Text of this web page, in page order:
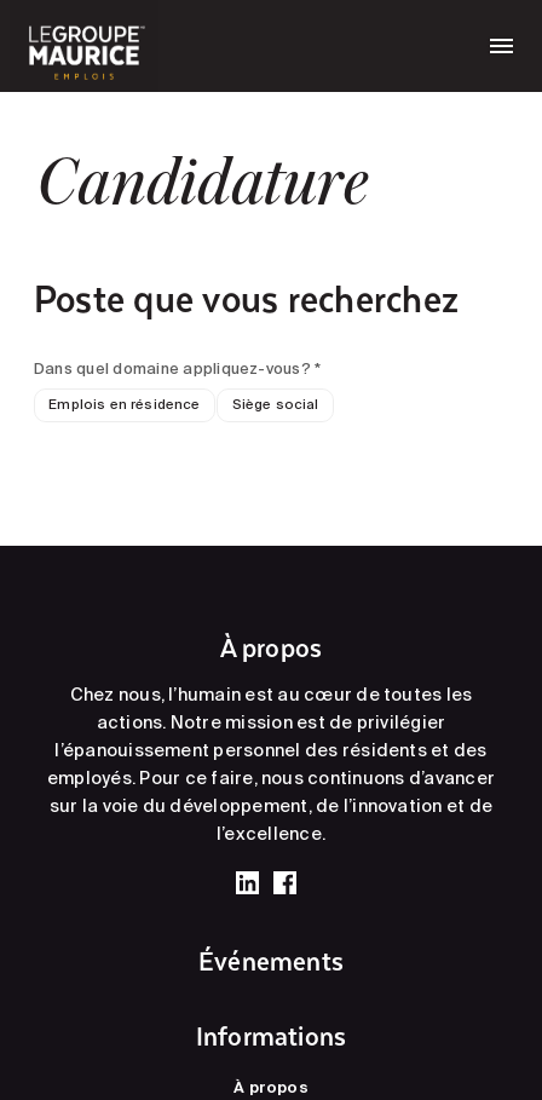
Candidature
Poste que vous recherchez
Dans quel domaine appliquez-vous? *
Emplois en résidence Siège social
À propos
Chez nous, l’humain est au cœur de toutes les
actions. Notre mission est de privilégier
l’épanouissement personnel des résidents et des
employés. Pour ce faire, nous continuons d’avancer
sur la voie du développement, de l’innovation et de
l’excellence.
Événements
Informations
À propos